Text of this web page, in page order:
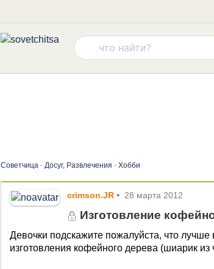
Советчица - Досуг, Развлечения - Хобби
crimson.JR • 28 марта 2012
Изготовление
Девочки подскажите пожалуйста, что лучше
изготовления кофейного дерева (шиарик